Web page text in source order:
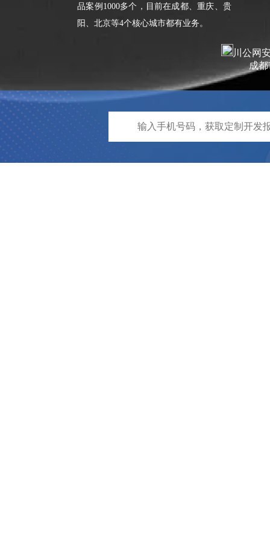
品案例1000多个，目前在成都、重庆、贵
阳、北京等4个核心城市都有业务。
川公网
成都